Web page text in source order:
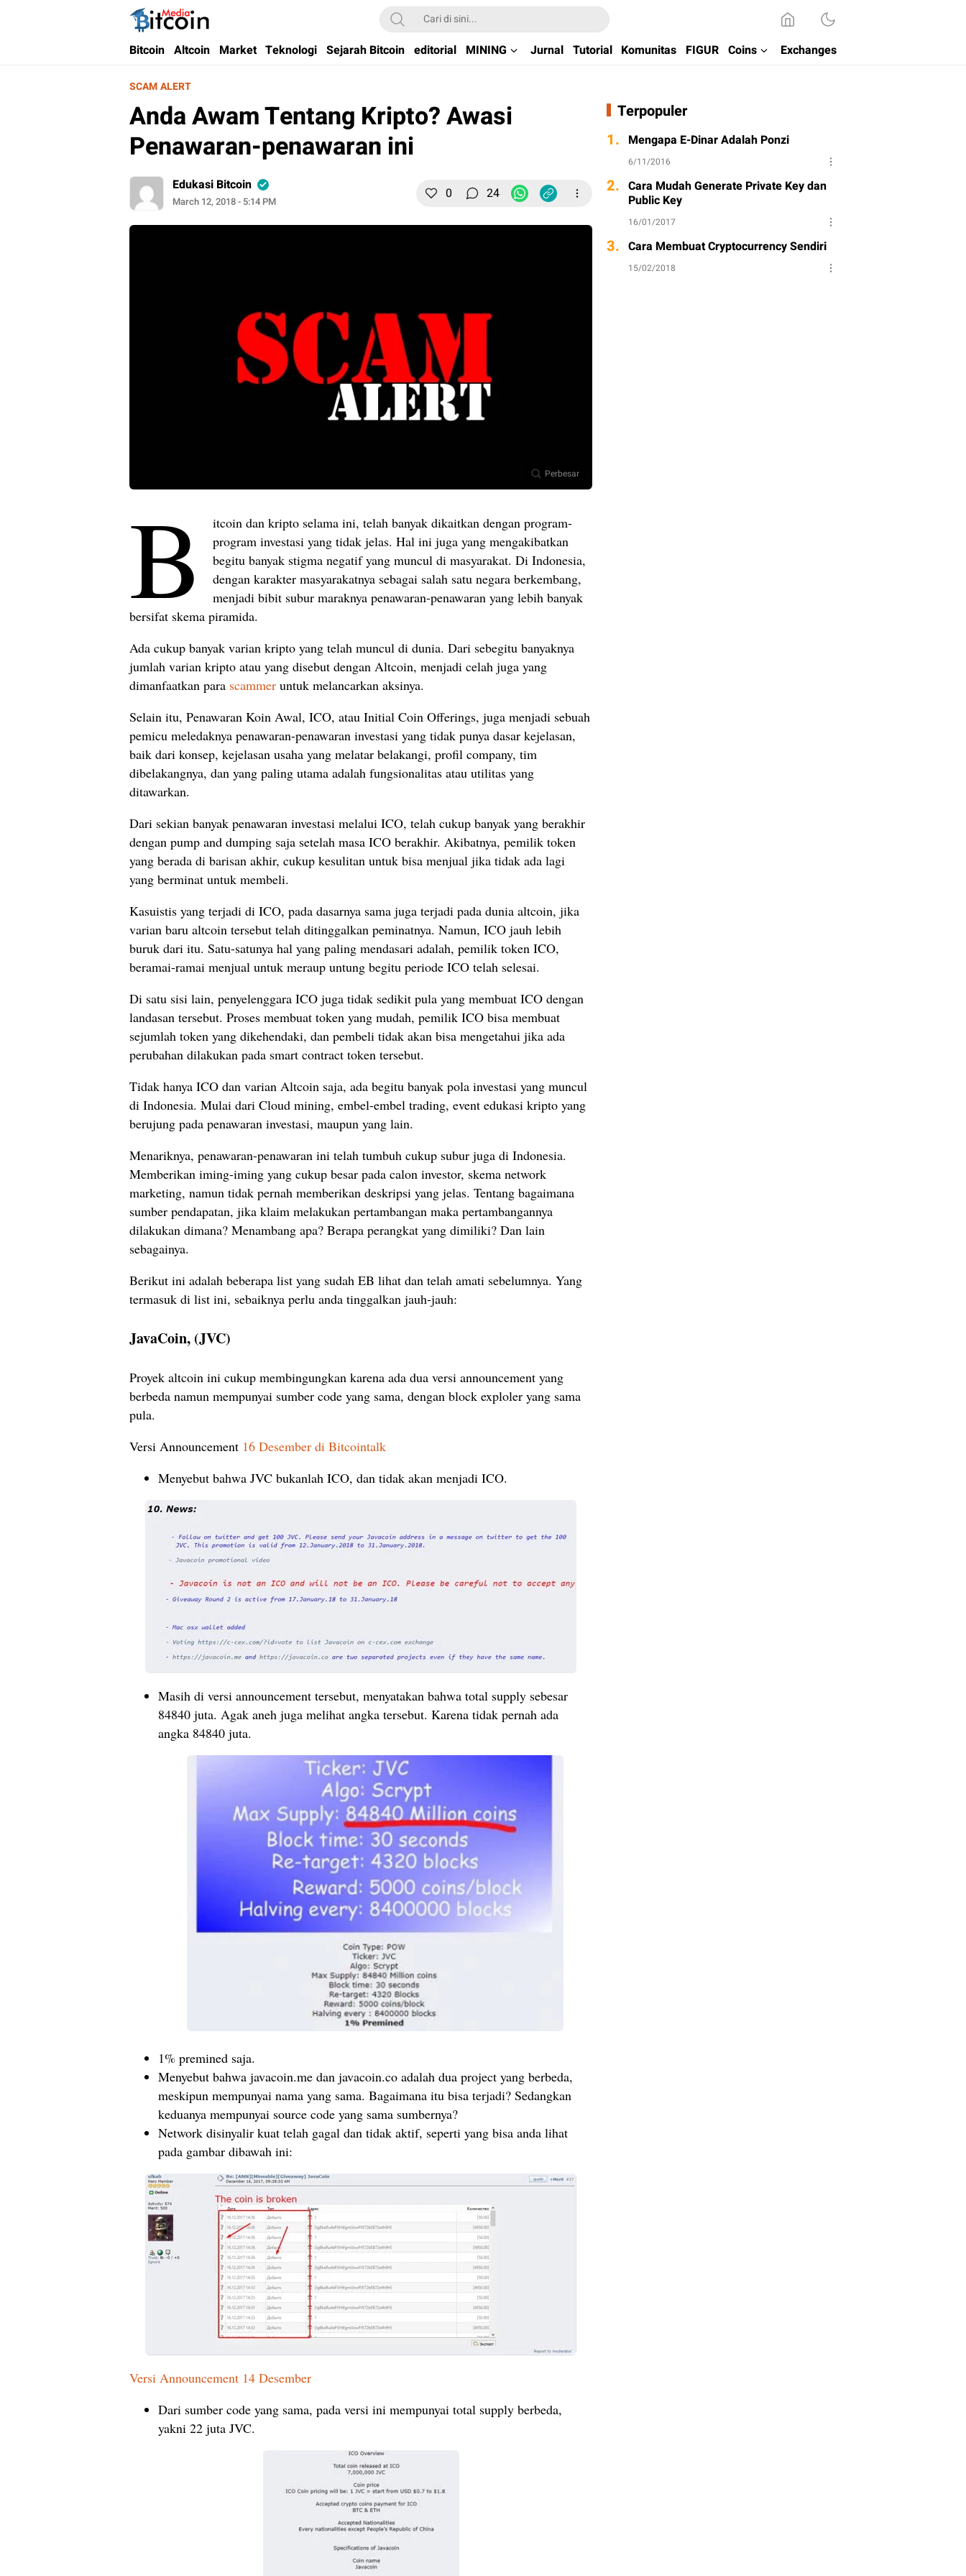
Bitcoin Media Indonesia
Media Bitcoin dan Cryptocurrency, dan Blockchain di Indonesia
Bitcoin Altcoin Market Teknologi Sejarah Bitcoin editorial MINING Jurnal Tutorial Komunitas FIGUR Coins Exchanges
SCAM ALERT
Anda Awam Tentang Kripto? Awasi
Penawaran-penawaran ini
Edukasi Bitcoin
March 12, 2018 - 5:14 PM 0 24
Perbesar
B
itcoin dan kripto selama ini, telah banyak dikaitkan dengan program-
program investasi yang tidak jelas. Hal ini juga yang mengakibatkan
begitu banyak stigma negatif yang muncul di masyarakat. Di Indonesia,
dengan karakter masyarakatnya sebagai salah satu negara berkembang,
menjadi bibit subur maraknya penawaran-penawaran yang lebih banyak
bersifat skema piramida.
Ada cukup banyak varian kripto yang telah muncul di dunia. Dari sebegitu banyaknya
jumlah varian kripto atau yang disebut dengan Altcoin, menjadi celah juga yang
dimanfaatkan para scammer untuk melancarkan aksinya.
Selain itu, Penawaran Koin Awal, ICO, atau Initial Coin Offerings, juga menjadi sebuah
pemicu meledaknya penawaran-penawaran investasi yang tidak punya dasar kejelasan,
baik dari konsep, kejelasan usaha yang melatar belakangi, profil company, tim
dibelakangnya, dan yang paling utama adalah fungsionalitas atau utilitas yang
ditawarkan.
Dari sekian banyak penawaran investasi melalui ICO, telah cukup banyak yang berakhir
dengan pump and dumping saja setelah masa ICO berakhir. Akibatnya, pemilik token
yang berada di barisan akhir, cukup kesulitan untuk bisa menjual jika tidak ada lagi
yang berminat untuk membeli.
Kasuistis yang terjadi di ICO, pada dasarnya sama juga terjadi pada dunia altcoin, jika
varian baru altcoin tersebut telah ditinggalkan peminatnya. Namun, ICO jauh lebih
buruk dari itu. Satu-satunya hal yang paling mendasari adalah, pemilik token ICO,
beramai-ramai menjual untuk meraup untung begitu periode ICO telah selesai.
Di satu sisi lain, penyelenggara ICO juga tidak sedikit pula yang membuat ICO dengan
landasan tersebut. Proses membuat token yang mudah, pemilik ICO bisa membuat
sejumlah token yang dikehendaki, dan pembeli tidak akan bisa mengetahui jika ada
perubahan dilakukan pada smart contract token tersebut.
Tidak hanya ICO dan varian Altcoin saja, ada begitu banyak pola investasi yang muncul
di Indonesia. Mulai dari Cloud mining, embel-embel trading, event edukasi kripto yang
berujung pada penawaran investasi, maupun yang lain.
Menariknya, penawaran-penawaran ini telah tumbuh cukup subur juga di Indonesia.
Memberikan iming-iming yang cukup besar pada calon investor, skema network
marketing, namun tidak pernah memberikan deskripsi yang jelas. Tentang bagaimana
sumber pendapatan, jika klaim melakukan pertambangan maka pertambangannya
dilakukan dimana? Menambang apa? Berapa perangkat yang dimiliki? Dan lain
sebagainya.
Berikut ini adalah beberapa list yang sudah EB lihat dan telah amati sebelumnya. Yang
termasuk di list ini, sebaiknya perlu anda tinggalkan jauh-jauh:
JavaCoin, (JVC)
Proyek altcoin ini cukup membingungkan karena ada dua versi announcement yang
berbeda namun mempunyai sumber code yang sama, dengan block exploler yang sama
pula.
Versi Announcement 16 Desember di Bitcointalk
Menyebut bahwa JVC bukanlah ICO, dan tidak akan menjadi ICO.
Masih di versi announcement tersebut, menyatakan bahwa total supply sebesar
84840 juta. Agak aneh juga melihat angka tersebut. Karena tidak pernah ada
angka 84840 juta.
1% premined saja.
Menyebut bahwa javacoin.me dan javacoin.co adalah dua project yang berbeda,
meskipun mempunyai nama yang sama. Bagaimana itu bisa terjadi? Sedangkan
keduanya mempunyai source code yang sama sumbernya?
Network disinyalir kuat telah gagal dan tidak aktif, seperti yang bisa anda lihat
pada gambar dibawah ini:
Versi Announcement 14 Desember
Dari sumber code yang sama, pada versi ini mempunyai total supply berbeda,
yakni 22 juta JVC.
Terpopuler
1. Mengapa E-Dinar Adalah Ponzi
6/11/2016
2. Cara Mudah Generate Private Key dan
Public Key
16/01/2017
3. Cara Membuat Cryptocurrency Sendiri
15/02/2018